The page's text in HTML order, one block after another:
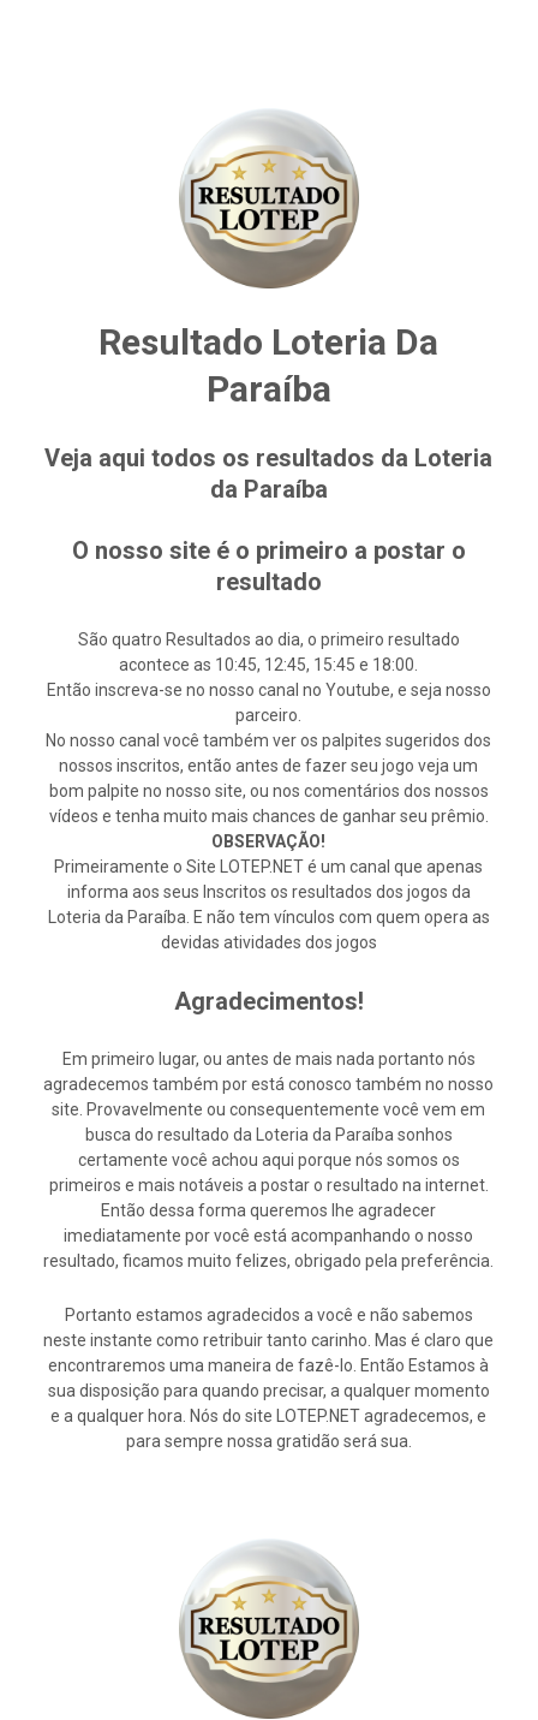
Resultado Loteria Da
Paraíba
Veja aqui todos os resultados da Loteria
da Paraíba
O nosso site é o primeiro a postar o
resultado
São quatro Resultados ao dia, o primeiro resultado
acontece as 10:45, 12:45, 15:45 e 18:00.
Então inscreva-se no nosso canal no Youtube, e seja nosso
parceiro.
No nosso canal você também ver os palpites sugeridos dos
nossos inscritos, então antes de fazer seu jogo veja um
bom palpite no nosso site, ou nos comentários dos nossos
vídeos e tenha muito mais chances de ganhar seu prêmio.
OBSERVAÇÃO!
Primeiramente o Site LOTEP.NET é um canal que apenas
informa aos seus Inscritos os resultados dos jogos da
Loteria da Paraíba. E não tem vínculos com quem opera as
devidas atividades dos jogos
Agradecimentos!
Em primeiro lugar, ou antes de mais nada portanto nós
agradecemos também por está conosco também no nosso
site. Provavelmente ou consequentemente você vem em
busca do resultado da Loteria da Paraíba sonhos
certamente você achou aqui porque nós somos os
primeiros e mais notáveis a postar o resultado na internet.
Então dessa forma queremos lhe agradecer
imediatamente por você está acompanhando o nosso
resultado, ficamos muito felizes, obrigado pela preferência.
Portanto estamos agradecidos a você e não sabemos
neste instante como retribuir tanto carinho. Mas é claro que
encontraremos uma maneira de fazê-lo. Então Estamos à
sua disposição para quando precisar, a qualquer momento
e a qualquer hora. Nós do site LOTEP.NET agradecemos, e
para sempre nossa gratidão será sua.